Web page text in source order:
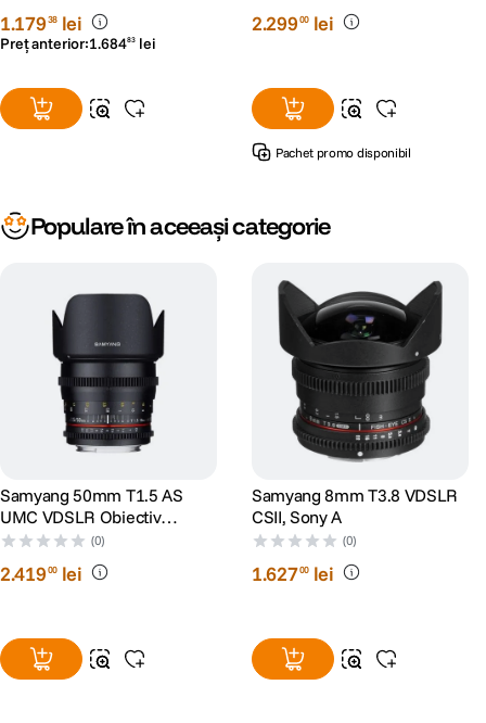
1.17938 lei
Preț anterior:1.68483 lei
2.29900 lei
Pachet promo disponibil
Populare în aceeași categorie
Samyang 50mm T1.5 AS
UMC VDSLR Obiectiv
Cinematic Sony A
(0)
2.41900 lei
Samyang 8mm T3.8 VDSLR
CSII, Sony A
(0)
1.62700 lei